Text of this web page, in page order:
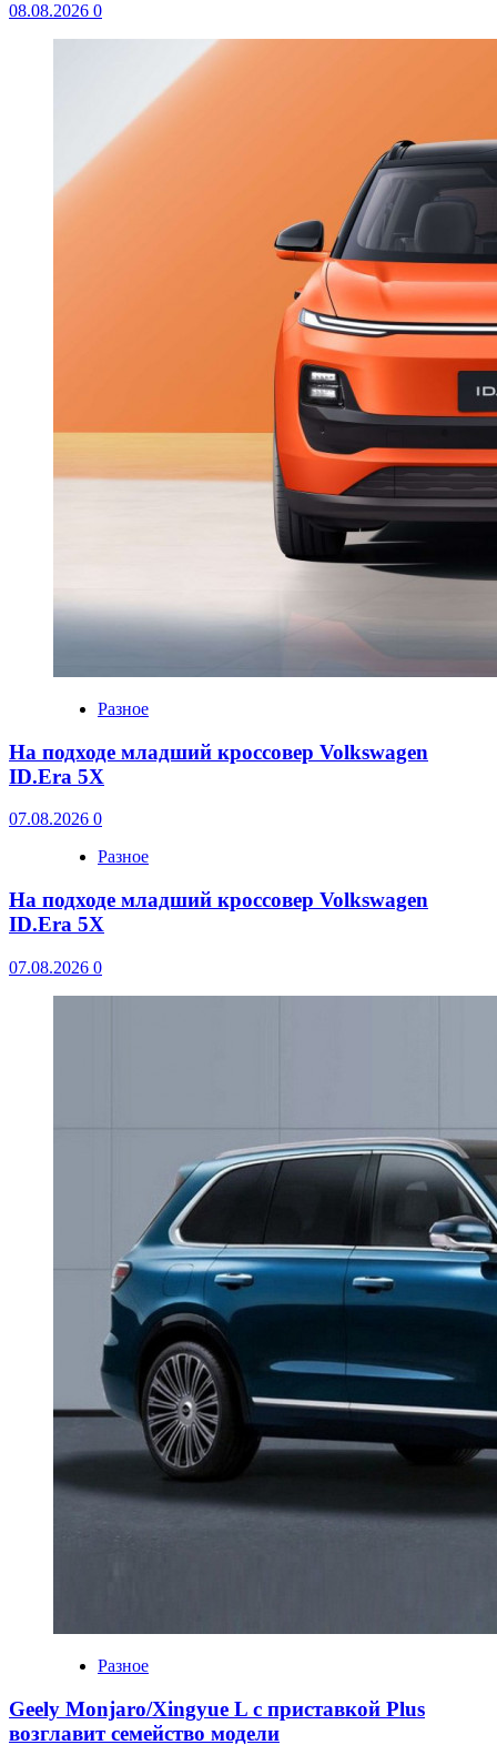
08.08.2026 0
Разное
На подходе младший кроссовер Volkswagen
ID.Era 5X
07.08.2026 0
Разное
На подходе младший кроссовер Volkswagen
ID.Era 5X
07.08.2026 0
Разное
Geely Monjaro/Xingyue L с приставкой Plus
возглавит семейство модели